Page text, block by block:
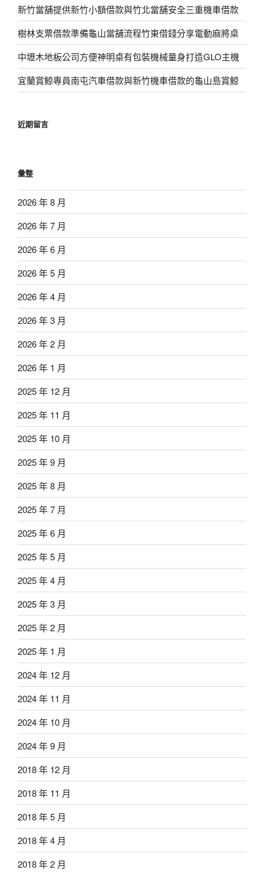
新竹當舖提供新竹小額借款與竹北當舖安全三重機車借款
樹林支票借款準備龜山當舖流程竹東借錢分享電動麻將桌
中壢木地板公司方便神明桌有包裝機械量身打造GLO主機
宜蘭賞鯨專員南屯汽車借款與新竹機車借款的龜山島賞鯨
近期留言
彙整
2026 年 8 月
2026 年 7 月
2026 年 6 月
2026 年 5 月
2026 年 4 月
2026 年 3 月
2026 年 2 月
2026 年 1 月
2025 年 12 月
2025 年 11 月
2025 年 10 月
2025 年 9 月
2025 年 8 月
2025 年 7 月
2025 年 6 月
2025 年 5 月
2025 年 4 月
2025 年 3 月
2025 年 2 月
2025 年 1 月
2024 年 12 月
2024 年 11 月
2024 年 10 月
2024 年 9 月
2018 年 12 月
2018 年 11 月
2018 年 5 月
2018 年 4 月
2018 年 2 月